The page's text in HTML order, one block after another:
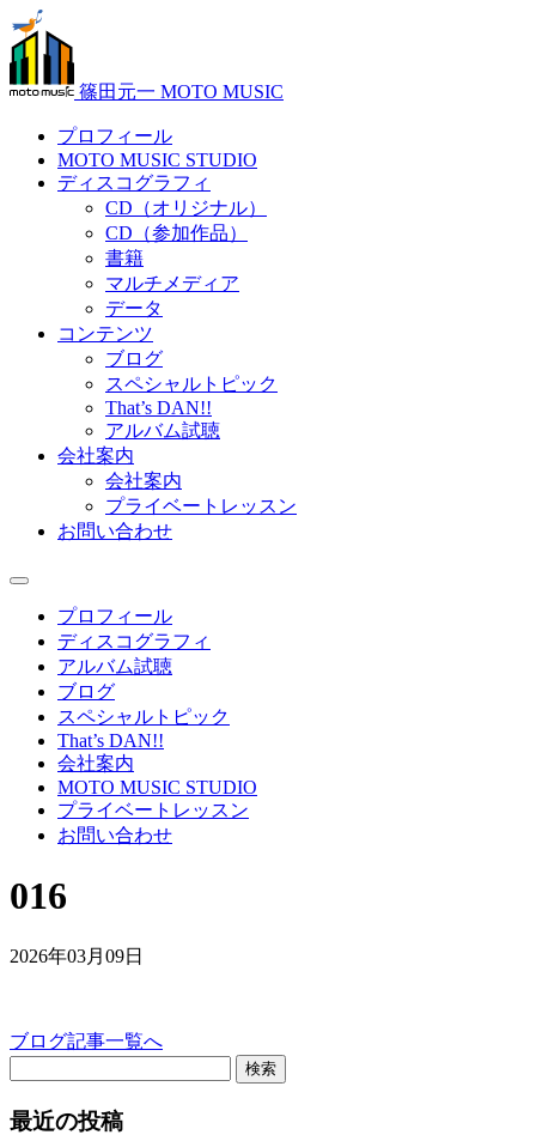
篠田元一 MOTO MUSIC
プロフィール
MOTO MUSIC STUDIO
ディスコグラフィ
CD（オリジナル）
CD（参加作品）
書籍
マルチメディア
データ
コンテンツ
ブログ
スペシャルトピック
That’s DAN!!
アルバム試聴
会社案内
会社案内
プライベートレッスン
お問い合わせ
プロフィール
ディスコグラフィ
アルバム試聴
ブログ
スペシャルトピック
That’s DAN!!
会社案内
MOTO MUSIC STUDIO
プライベートレッスン
お問い合わせ
016
2026年03月09日
ブログ記事一覧へ
検索
最近の投稿